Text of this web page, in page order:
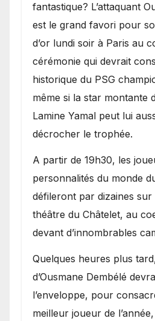
fantastique? L’attaquant
est le grand favori pour
d’or lundi soir à Paris au
cérémonie qui devrait
historique du PSG
même si la star montante
Lamine Yamal peut lui
décrocher le trophée.
A partir de 19h30, les
personnalités du monde
défileront par dizaines
théâtre du Châtelet, au
devant d’innombrables
Quelques heures plus
d’Ousmane Dembélé
l’enveloppe, pour
meilleur joueur de